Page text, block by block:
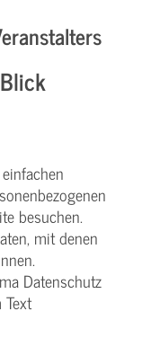
besuchen.
mit denen
Datenschutz